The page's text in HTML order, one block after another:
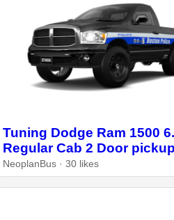
Tuning Dodge Ram 1500
Regular Cab 2 Door
NeoplanBus · 30 likes